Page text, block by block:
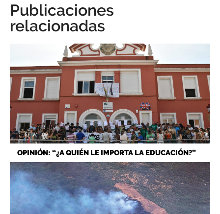
Publicaciones
relacionadas
OPINIÓN: “¿A QUIÉN LE IMPORTA LA EDUCACIÓN?”